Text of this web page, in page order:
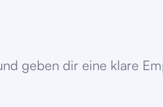
geben dir eine klare